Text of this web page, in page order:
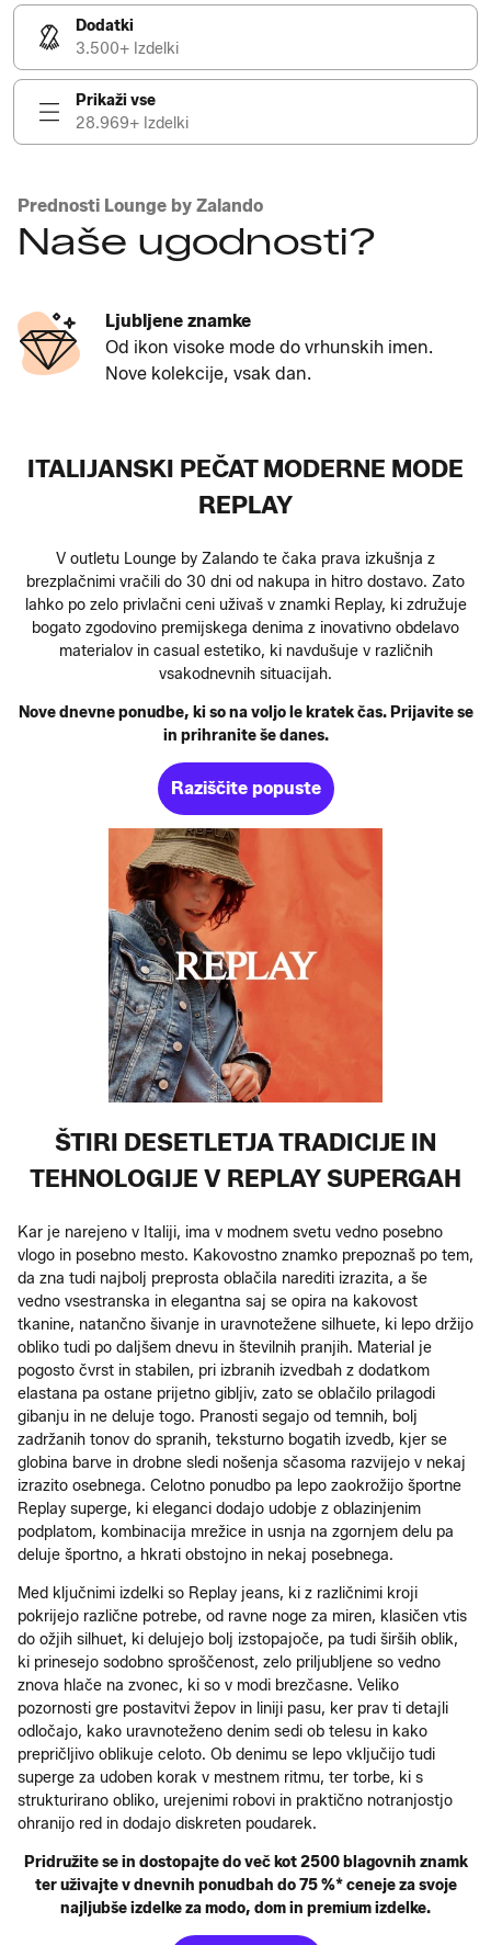
Dodatki
3.500+ Izdelki
Prikaži vse
28.969+ Izdelki
Prednosti Lounge by Zalando
Naše ugodnosti?
Ljubljene znamke
Od ikon visoke mode do vrhunskih imen.
Nove kolekcije, vsak dan.
ITALIJANSKI PEČAT MODERNE MODE
REPLAY
V outletu Lounge by Zalando te čaka prava izkušnja z
brezplačnimi vračili do 30 dni od nakupa in hitro dostavo. Zato
lahko po zelo privlačni ceni uživaš v znamki Replay, ki združuje
bogato zgodovino premijskega denima z inovativno obdelavo
materialov in casual estetiko, ki navdušuje v različnih
vsakodnevnih situacijah.
Nove dnevne ponudbe, ki so na voljo le kratek čas. Prijavite se
in prihranite še danes.
Raziščite popuste
ŠTIRI DESETLETJA TRADICIJE IN
TEHNOLOGIJE V REPLAY SUPERGAH
Kar je narejeno v Italiji, ima v modnem svetu vedno posebno
vlogo in posebno mesto. Kakovostno znamko prepoznaš po tem,
da zna tudi najbolj preprosta oblačila narediti izrazita, a še
vedno vsestranska in elegantna saj se opira na kakovost
tkanine, natančno šivanje in uravnotežene silhuete, ki lepo držijo
obliko tudi po daljšem dnevu in številnih pranjih. Material je
pogosto čvrst in stabilen, pri izbranih izvedbah z dodatkom
elastana pa ostane prijetno gibljiv, zato se oblačilo prilagodi
gibanju in ne deluje togo. Pranosti segajo od temnih, bolj
zadržanih tonov do spranih, teksturno bogatih izvedb, kjer se
globina barve in drobne sledi nošenja sčasoma razvijejo v nekaj
izrazito osebnega. Celotno ponudbo pa lepo zaokrožijo športne
Replay superge, ki eleganci dodajo udobje z oblazinjenim
podplatom, kombinacija mrežice in usnja na zgornjem delu pa
deluje športno, a hkrati obstojno in nekaj posebnega.
Med ključnimi izdelki so Replay jeans, ki z različnimi kroji
pokrijejo različne potrebe, od ravne noge za miren, klasičen vtis
do ožjih silhuet, ki delujejo bolj izstopajoče, pa tudi širših oblik,
ki prinesejo sodobno sproščenost, zelo priljubljene so vedno
znova hlače na zvonec, ki so v modi brezčasne. Veliko
pozornosti gre postavitvi žepov in liniji pasu, ker prav ti detajli
odločajo, kako uravnoteženo denim sedi ob telesu in kako
prepričljivo oblikuje celoto. Ob denimu se lepo vključijo tudi
superge za udoben korak v mestnem ritmu, ter torbe, ki s
strukturirano obliko, urejenimi robovi in praktično notranjostjo
ohranijo red in dodajo diskreten poudarek.
Pridružite se in dostopajte do več kot 2500 blagovnih znamk
ter uživajte v dnevnih ponudbah do 75 %* ceneje za svoje
najljubše izdelke za modo, dom in premium izdelke.